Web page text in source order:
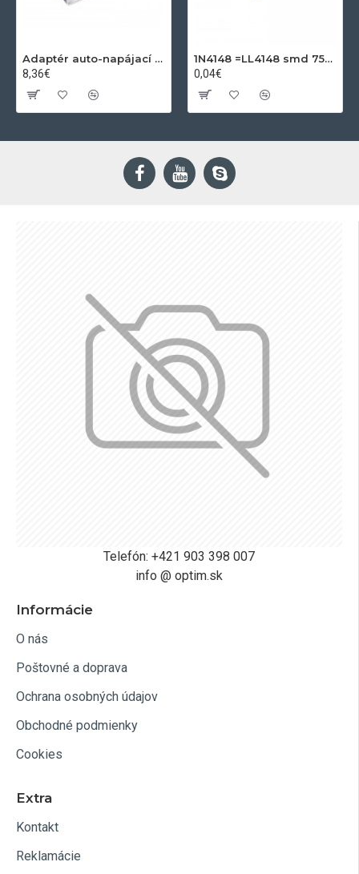
Adaptér auto-napájací 1xkon./3x zdierka- 12/24V, USB 1000mA
8,36€
1N4148 =LL4148 smd 75V,0.15A SOD80C
0,04€
Telefón: +421 903 398 007
info @ optim.sk
Informácie
O nás
Poštovné a doprava
Ochrana osobných údajov
Obchodné podmienky
Cookies
Extra
Kontakt
Reklamácie